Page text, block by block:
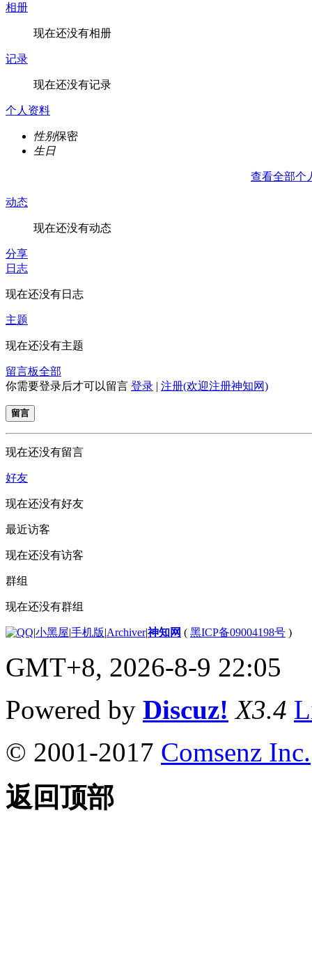
相册
现在还没有相册
记录
现在还没有记录
个人资料
性别保密
生日
查看全部个
动态
现在还没有动态
分享
日志
现在还没有日志
主题
现在还没有主题
留言板全部
你需要登录后才可以留言 登录 | 注册(欢迎注册神知网)
留言
现在还没有留言
好友
现在还没有好友
最近访客
现在还没有访客
群组
现在还没有群组
|小黑屋|手机版|Archiver|神知网 ( 黑ICP备09004198号 )
GMT+8, 2026-8-9 22:05
Powered by Discuz! X3.4
© 2001-2017 Comsenz Inc.
返回顶部